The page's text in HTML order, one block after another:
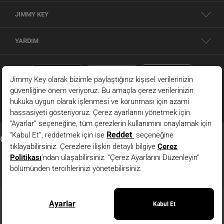
JIMMY KEY
YARDIM
© 2026 - JIMMY KEY |
Bilgi Toplumu Hizmetleri
JIMMY KEY ’in resmi internet sitesidir. Tüm hakları saklıdır. Site içindeki resimler
izinsiz kopyalanamaz ve yayınlanamaz.